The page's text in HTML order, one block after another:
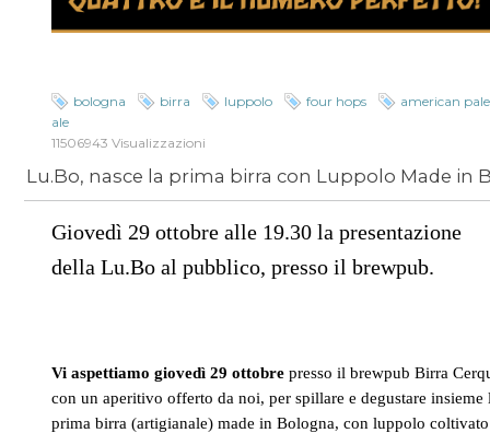
bologna birra luppolo four hops
american pale
ale
11506943 Visualizzazioni
Giovedì 29 ottobre alle 19.30 la presentazione
della Lu.Bo al pubblico, presso il brewpub.
Vi aspettiamo giovedì 29 ottobre presso il brewpub Birra
con un aperitivo offerto da noi, per spillare e degustare insieme
prima birra (artigianale) made in Bologna, con luppolo coltivato